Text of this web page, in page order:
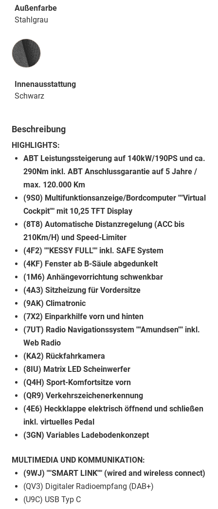
Außenfarbe
Stahlgrau
Innenausstattung
Innenausstattung
Schwarz
Beschreibung
HIGHLIGHTS:
ABT Leistungssteigerung auf 140kW/190PS und ca.
290Nm inkl. ABT Anschlussgarantie auf 5 Jahre /
max. 120.000 Km
(9S0) Multifunktionsanzeige/Bordcomputer ""Virtual
Cockpit"" mit 10,25 TFT Display
(8T8) Automatische Distanzregelung (ACC bis
210Km/H) und Speed-Limiter
(4F2) ""KESSY FULL"" inkl. SAFE System
(4KF) Fenster ab B-Säule abgedunkelt
(1M6) Anhängevorrichtung schwenkbar
(4A3) Sitzheizung für Vordersitze
(9AK) Climatronic
(7X2) Einparkhilfe vorn und hinten
(7UT) Radio Navigationssystem ""Amundsen"" inkl.
Web Radio
(KA2) Rückfahrkamera
(8IU) Matrix LED Scheinwerfer
(Q4H) Sport-Komfortsitze vorn
(QR9) Verkehrszeichenerkennung
(4E6) Heckklappe elektrisch öffnend und schließen
inkl. virtuelles Pedal
(3GN) Variables Ladebodenkonzept
MULTIMEDIA UND KOMMUNIKATION:
(9WJ) ""SMART LINK"" (wired and wireless connect)
(QV3) Digitaler Radioempfang (DAB+)
(U9C) USB Typ C